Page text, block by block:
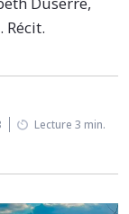
Lecture 3 min.